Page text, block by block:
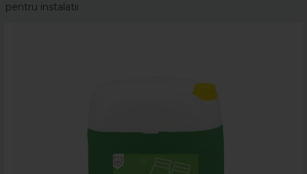
pentru instalatii